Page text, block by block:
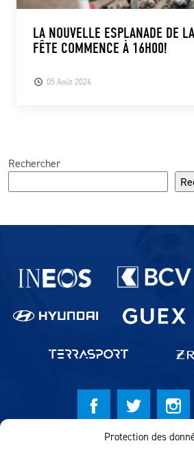
Protection des
05 Août 2026
LA NOUVELLE ESPLANADE DE
FÊTE COMMENCE À 16H00!
Rechercher
Partenaires du lausanne-Sport